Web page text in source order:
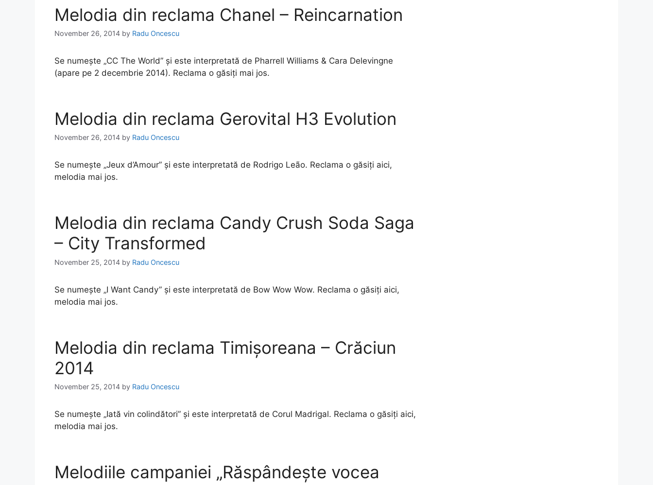
Melodia din reclama Chanel – Reincarnation
November 26, 2014 by Radu Oncescu
Se numește „CC The World” și este interpretată de Pharrell Williams & Cara Delevingne
(apare pe 2 decembrie 2014). Reclama o găsiți mai jos.
Melodia din reclama Gerovital H3 Evolution
November 26, 2014 by Radu Oncescu
Se numește „Jeux d’Amour” și este interpretată de Rodrigo Leão. Reclama o găsiți aici,
melodia mai jos.
Melodia din reclama Candy Crush Soda Saga
– City Transformed
November 25, 2014 by Radu Oncescu
Se numește „I Want Candy” și este interpretată de Bow Wow Wow. Reclama o găsiți aici,
melodia mai jos.
Melodia din reclama Timișoreana – Crăciun
2014
November 25, 2014 by Radu Oncescu
Se numește „Iată vin colindători” și este interpretată de Corul Madrigal. Reclama o găsiți aici,
melodia mai jos.
Melodiile campaniei „Răspândește vocea